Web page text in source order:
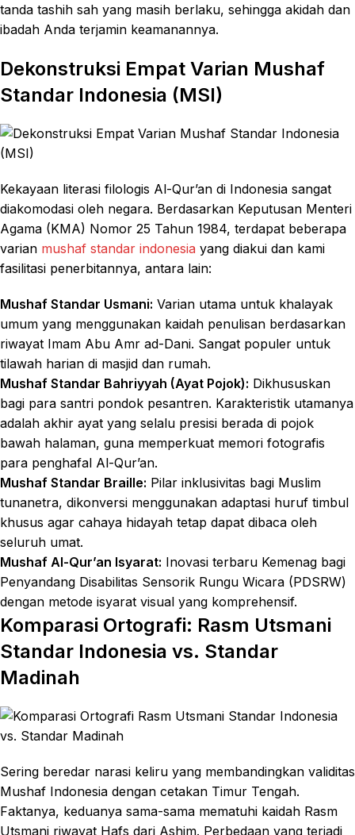
tanda tashih sah yang masih berlaku, sehingga akidah dan
ibadah Anda terjamin keamanannya.
Dekonstruksi Empat Varian Mushaf
Standar Indonesia (MSI)
Kekayaan literasi filologis Al-Qur’an di Indonesia sangat
diakomodasi oleh negara. Berdasarkan Keputusan Menteri
Agama (KMA) Nomor 25 Tahun 1984, terdapat beberapa
varian mushaf standar indonesia yang diakui dan kami
fasilitasi penerbitannya, antara lain:
Mushaf Standar Usmani: Varian utama untuk khalayak
umum yang menggunakan kaidah penulisan berdasarkan
riwayat Imam Abu Amr ad-Dani. Sangat populer untuk
tilawah harian di masjid dan rumah.
Mushaf Standar Bahriyyah (Ayat Pojok): Dikhususkan
bagi para santri pondok pesantren. Karakteristik utamanya
adalah akhir ayat yang selalu presisi berada di pojok
bawah halaman, guna memperkuat memori fotografis
para penghafal Al-Qur’an.
Mushaf Standar Braille: Pilar inklusivitas bagi Muslim
tunanetra, dikonversi menggunakan adaptasi huruf timbul
khusus agar cahaya hidayah tetap dapat dibaca oleh
seluruh umat.
Mushaf Al-Qur’an Isyarat: Inovasi terbaru Kemenag bagi
Penyandang Disabilitas Sensorik Rungu Wicara (PDSRW)
dengan metode isyarat visual yang komprehensif.
Komparasi Ortografi: Rasm Utsmani
Standar Indonesia vs. Standar
Madinah
Sering beredar narasi keliru yang membandingkan validitas
Mushaf Indonesia dengan cetakan Timur Tengah.
Faktanya, keduanya sama-sama mematuhi kaidah Rasm
Utsmani riwayat Hafs dari Ashim. Perbedaan yang terjadi